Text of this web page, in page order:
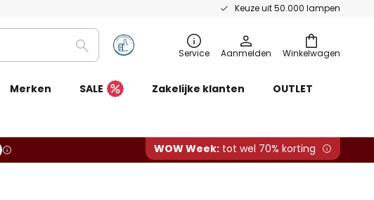
Keuze uit 50.000 lampen
Winkelwagen
Zoeken Service Aanmelden
Merken SALE Zakelijke klanten OUTLET
WOW Week: tot wel 70% korting